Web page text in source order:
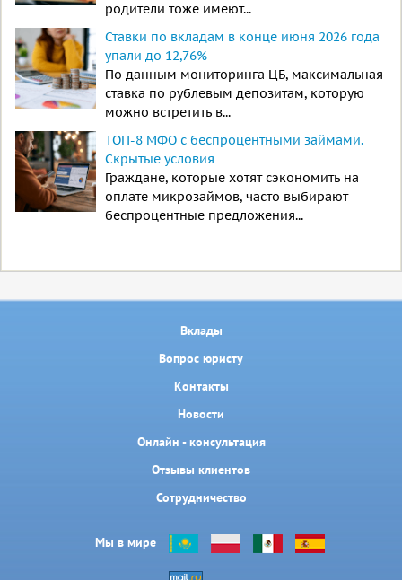
родители тоже имеют...
Ставки по вкладам в конце июня 2026 года
упали до 12,76%
По данным мониторинга ЦБ, максимальная
ставка по рублевым депозитам, которую
можно встретить в...
ТОП-8 МФО с беспроцентными займами.
Скрытые условия
Граждане, которые хотят сэкономить на
оплате микрозаймов, часто выбирают
беспроцентные предложения...
Вклады
Вопрос юристу
Контакты
Новости
Онлайн - консультация
Отзывы клиентов
Сотрудничество
Мы в мире